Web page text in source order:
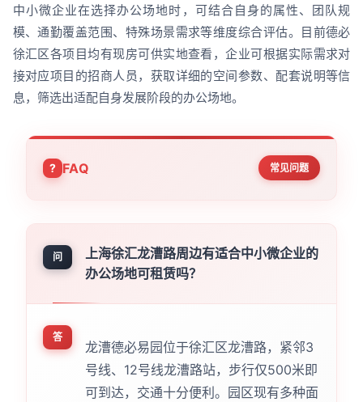
中小微企业在选择办公场地时，可结合自身的属性、团队规
模、通勤覆盖范围、特殊场景需求等维度综合评估。目前德必
徐汇区各项目均有现房可供实地查看，企业可根据实际需求对
接对应项目的招商人员，获取详细的空间参数、配套说明等信
息，筛选出适配自身发展阶段的办公场地。
FAQ 常见问题
问
上海徐汇龙漕路周边有适合中小微企业的
办公场地可租赁吗？
答
龙漕德必易园位于徐汇区龙漕路，紧邻3
号线、12号线龙漕路站，步行仅500米即
可到达，交通十分便利。园区现有多种面